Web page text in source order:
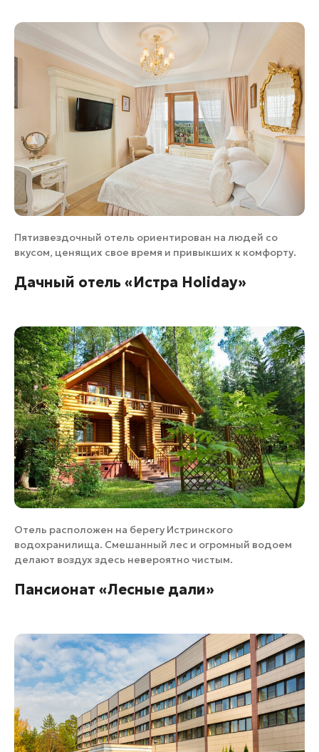
Пятизвездочный отель ориентирован на людей со
вкусом, ценящих свое время и привыкших к комфорту.
Дачный отель «Истра Holiday»
Отель расположен на берегу Истринского
водохранилища. Смешанный лес и огромный водоем
делают воздух здесь невероятно чистым.
Пансионат «Лесные дали»